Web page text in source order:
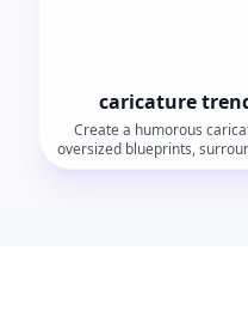
caricature
Create a humorous
oversized blueprints,
facial features, playful